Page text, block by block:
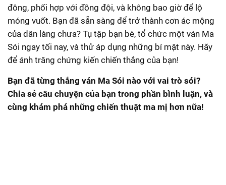
đông, phối hợp với đồng đội, và không bao giờ để lộ
móng vuốt. Bạn đã sẵn sàng để trở thành cơn ác mộng
của dân làng chưa? Tụ tập bạn bè, tổ chức một ván Ma
Sói ngay tối nay, và thử áp dụng những bí mật này. Hãy
để ánh trăng chứng kiến chiến thắng của bạn!
Bạn đã từng thắng ván Ma Sói nào với vai trò sói?
Chia sẻ câu chuyện của bạn trong phần bình luận, và
cùng khám phá những chiến thuật ma mị hơn nữa!